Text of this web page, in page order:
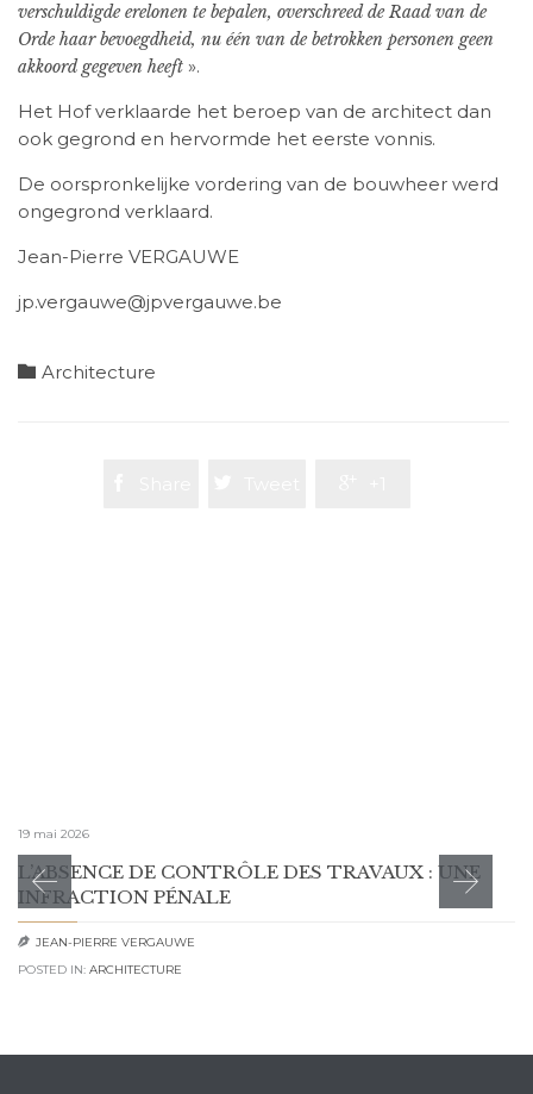
verschuldigde erelonen te bepalen, overschreed de Raad van de
Orde haar bevoegdheid, nu één van de betrokken personen geen
akkoord gegeven heeft ».
Het Hof verklaarde het beroep van de architect dan
ook gegrond en hervormde het eerste vonnis.
De oorspronkelijke vordering van de bouwheer werd
ongegrond verklaard.
Jean-Pierre VERGAUWE
jp.vergauwe@jpvergauwe.be
 Category
Architecture
19 mai 2026
L’ABSENCE DE CONTRÔLE DES TRAVAUX : UNE
INFRACTION PÉNALE
 JEAN-PIERRE VERGAUWE
POSTED IN: ARCHITECTURE